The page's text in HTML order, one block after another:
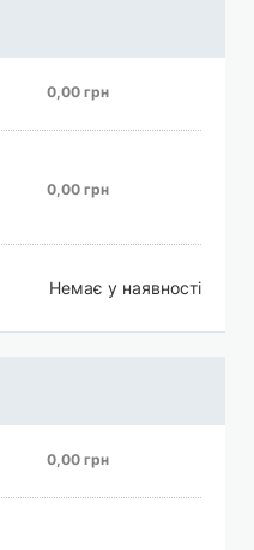
0,00 грн
0,00 грн
Немає у наявності
0,00 грн